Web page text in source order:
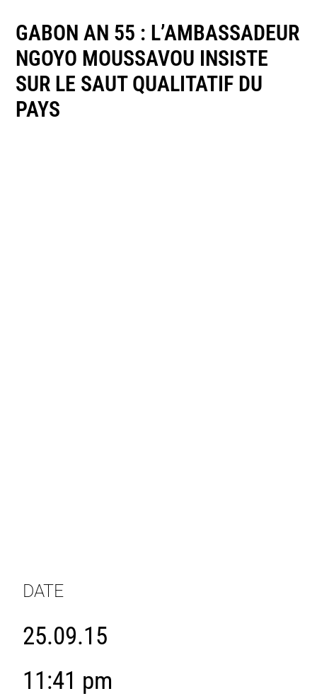
GABON AN 55 : L’AMBASSADEUR
NGOYO MOUSSAVOU INSISTE
SUR LE SAUT QUALITATIF DU
PAYS
DATE
25.09.15
11:41 pm